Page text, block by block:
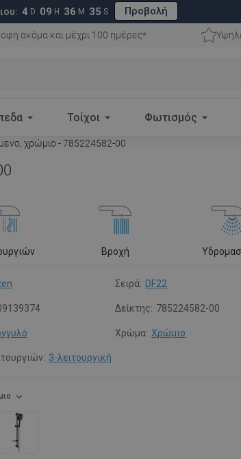
4 D 09 H 36 M 34 S Προβολή
ακόμα και μέχρι 100 ημέρες*
Τοίχοι Φωτισμός
χρώμιο - 785224582-00
Βροχή
Σειρά: DF22
Δείκτης: 785224582-00
Χρώμα: Χρώμιο
3-λειτουργική